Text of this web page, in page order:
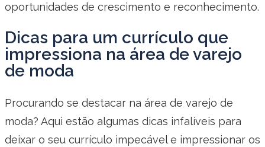
oportunidades de crescimento e reconhecimento.
Dicas para um currículo que
impressiona na área de varejo
de moda
Procurando se destacar na área de varejo de
moda? Aqui estão algumas dicas infalíveis para
deixar o seu currículo impecável e impressionar os